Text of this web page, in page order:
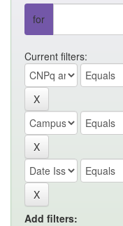
for
Current filters:
Add filters: